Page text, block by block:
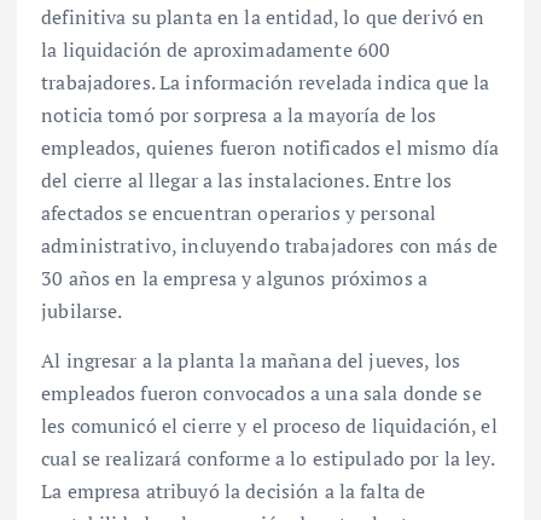
definitiva su planta en la entidad, lo que derivó en
la liquidación de aproximadamente 600
trabajadores. La información revelada indica que la
noticia tomó por sorpresa a la mayoría de los
empleados, quienes fueron notificados el mismo día
del cierre al llegar a las instalaciones. Entre los
afectados se encuentran operarios y personal
administrativo, incluyendo trabajadores con más de
30 años en la empresa y algunos próximos a
jubilarse.
Al ingresar a la planta la mañana del jueves, los
empleados fueron convocados a una sala donde se
les comunicó el cierre y el proceso de liquidación, el
cual se realizará conforme a lo estipulado por la ley.
La empresa atribuyó la decisión a la falta de